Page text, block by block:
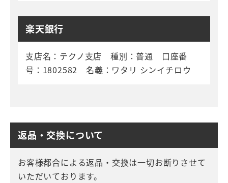
楽天銀行
支店名：テクノ支店 種別：普通 口座番
号：1802582 名義：ワタリ シンイチロウ
返品・交換について
お客様都合による返品・交換は一切お断りさせて
いただいております。